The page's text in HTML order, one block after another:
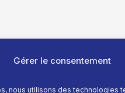
Gérer le consentement
nous utilisons des technologies